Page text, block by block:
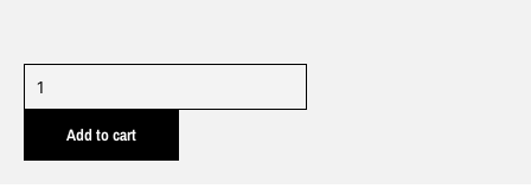
AM0270
quantity
Add to cart